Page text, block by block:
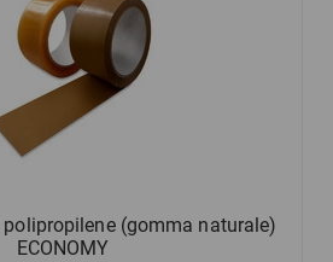
polipropilene (gomma naturale)
ECONOMY